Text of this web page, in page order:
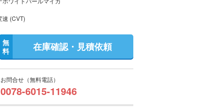
速 (CVT)
無
料
在庫確認・見積依頼
お問合せ（無料電話）
0078-6015-11946